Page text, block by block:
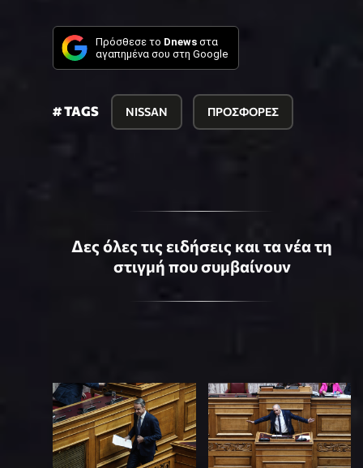
Πρόσθεσε το Dnews στα
αγαπημένα σου στη Google
# TAGS NISSAN ΠΡΟΣΦΟΡΕΣ
Δες όλες τις ειδήσεις και τα νέα τη
στιγμή που συμβαίνουν